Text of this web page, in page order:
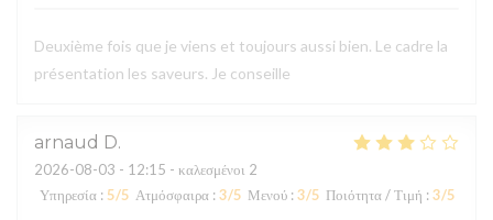
Deuxième fois que je viens et toujours aussi bien. Le cadre la
présentation les saveurs. Je conseille
arnaud D
2026-08-03 - 12:15 - καλεσμένοι 2
Υπηρεσία : 5/5 Ατμόσφαιρα : 3/5 Μενού : 3/5 Ποιότητα / Τιμή : 3/5